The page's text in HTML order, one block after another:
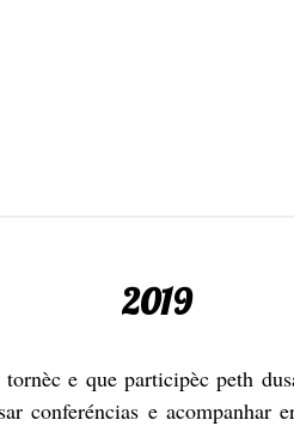
2019
e que participèc peth
conferéncias e acompanhar